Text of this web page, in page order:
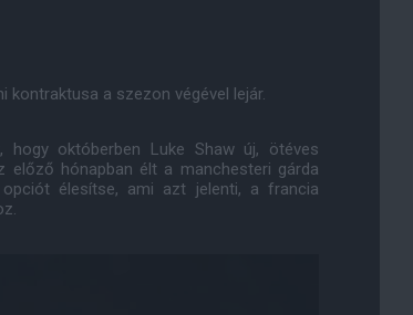
kontraktusa a szezon végével lejár.
októberben Luke Shaw új, ötéves
hónapban élt a manchesteri gárda
élesítse, ami azt jelenti, a francia